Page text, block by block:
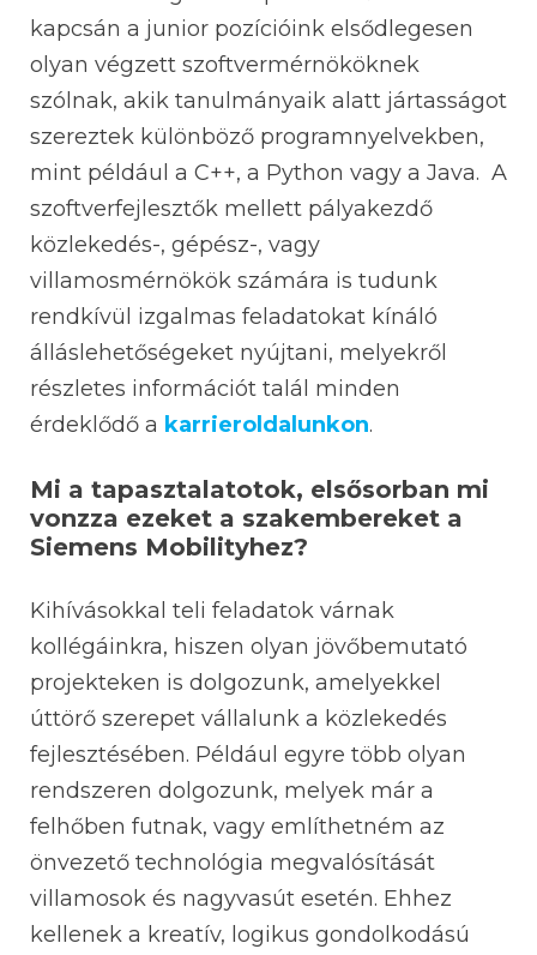
kapcsán a junior pozícióink elsődlegesen
olyan végzett szoftvermérnököknek
szólnak, akik tanulmányaik alatt jártasságot
szereztek különböző programnyelvekben,
mint például a C++, a Python vagy a Java. A
szoftverfejlesztők mellett pályakezdő
közlekedés-, gépész-, vagy
villamosmérnökök számára is tudunk
rendkívül izgalmas feladatokat kínáló
álláslehetőségeket nyújtani, melyekről
részletes információt talál minden
érdeklődő a karrieroldalunkon.
Mi a tapasztalatotok, elsősorban mi
vonzza ezeket a szakembereket a
Siemens Mobilityhez?
Kihívásokkal teli feladatok várnak
kollégáinkra, hiszen olyan jövőbemutató
projekteken is dolgozunk, amelyekkel
úttörő szerepet vállalunk a közlekedés
fejlesztésében. Például egyre több olyan
rendszeren dolgozunk, melyek már a
felhőben futnak, vagy említhetném az
önvezető technológia megvalósítását
villamosok és nagyvasút esetén. Ehhez
kellenek a kreatív, logikus gondolkodású